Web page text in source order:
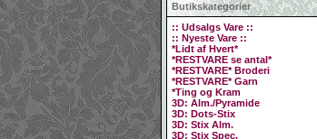
Butikskategorier
:: Udsalgs Vare ::
:: Nyeste Vare ::
*Lidt af Hvert*
*RESTVARE se antal*
*RESTVARE* Broderi
*RESTVARE* Garn
*Ting og Kram
3D: Alm./Pyramide
3D: Dots-Stix
3D: Stix Alm.
3D: Stix Spec.